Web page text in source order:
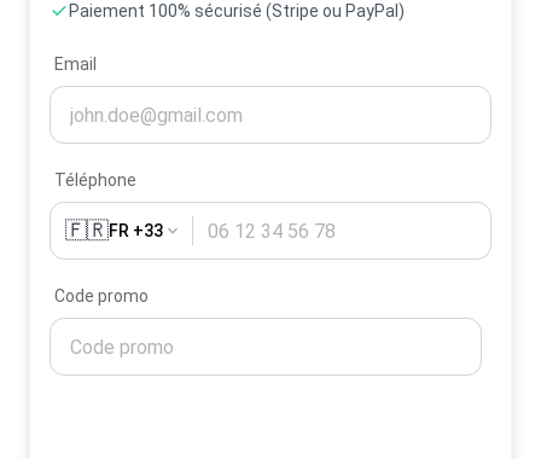
Paiement 100% sécurisé (Stripe ou PayPal)
Email
Téléphone
🇫🇷FR +33
Code promo